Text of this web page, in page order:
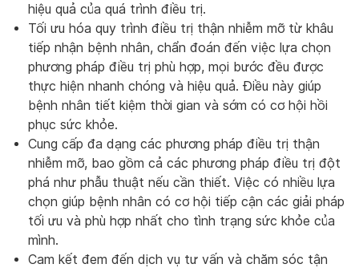
hiệu quả của quá trình điều trị.
Tối ưu hóa quy trình điều trị thận nhiễm mỡ từ khâu
tiếp nhận bệnh nhân, chẩn đoán đến việc lựa chọn
phương pháp điều trị phù hợp, mọi bước đều được
thực hiện nhanh chóng và hiệu quả. Điều này giúp
bệnh nhân tiết kiệm thời gian và sớm có cơ hội hồi
phục sức khỏe.
Cung cấp đa dạng các phương pháp điều trị thận
nhiễm mỡ, bao gồm cả các phương pháp điều trị đột
phá như phẫu thuật nếu cần thiết. Việc có nhiều lựa
chọn giúp bệnh nhân có cơ hội tiếp cận các giải pháp
tối ưu và phù hợp nhất cho tình trạng sức khỏe của
mình.
Cam kết đem đến dịch vụ tư vấn và chăm sóc tận